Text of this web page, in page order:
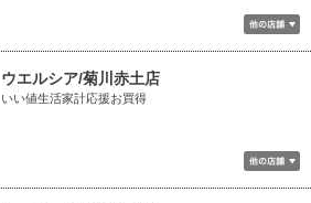
ウエルシア/菊川赤土店
いい値生活家計応援お買得